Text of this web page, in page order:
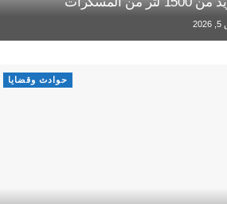
حوادث وقضايا